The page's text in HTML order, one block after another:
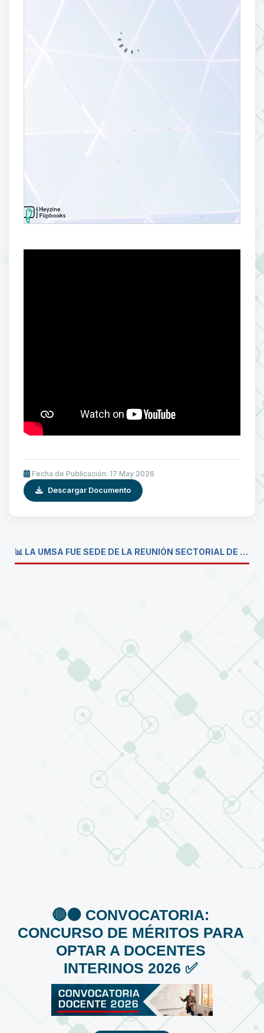
Fecha de Publicación: 17 May 2026
Descargar Documento
📊 LA UMSA FUE SEDE DE LA REUNIÓN SECTORIAL DE CARRERAS DE ECONOMÍA DEL SISTEMA DE LA UNIVERSIDAD BOLIVIANA💼
🔴⚫️ CONVOCATORIA:
CONCURSO DE MÉRITOS PARA
OPTAR A DOCENTES
INTERINOS 2026 ✅